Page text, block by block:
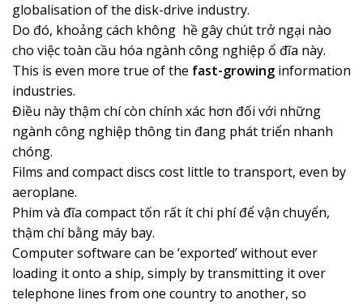
globalisation of the disk-drive industry.
Do đó, khoảng cách không hề gây chút trở ngại nào
cho việc toàn cầu hóa ngành công nghiệp ổ đĩa này.
This is even more true of the fast-growing information
industries.
Điều này thậm chí còn chính xác hơn đối với những
ngành công nghiệp thông tin đang phát triển nhanh
chóng.
Films and compact discs cost little to transport, even by
aeroplane.
Phim và đĩa compact tốn rất ít chi phí để vận chuyển,
thậm chí bằng máy bay.
Computer software can be ‘exported’ without ever
loading it onto a ship, simply by transmitting it over
telephone lines from one country to another, so